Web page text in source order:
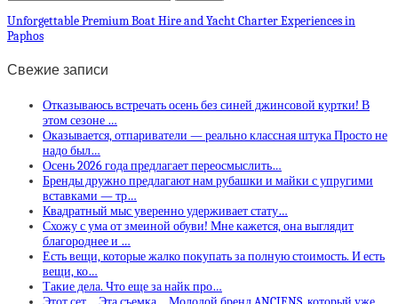
Unforgettable Premium Boat Hire and Yacht Charter Experiences in
Paphos
Свежие записи
Отказываюсь встречать осень без синей джинсовой куртки! В
этом сезоне …
Оказывается, отпариватели — реально классная штука Просто не
надо был…
Осень 2026 года предлагает переосмыслить…
Бренды дружно предлагают нам рубашки и майки с упругими
вставками — тр…
Квадратный мыс уверенно удерживает стату…
Схожу с ума от змеиной обуви! Мне кажется, она выглядит
благороднее и …
Есть вещи, которые жалко покупать за полную стоимость. И есть
вещи, ко…
Такие дела. Что еще за найк про…